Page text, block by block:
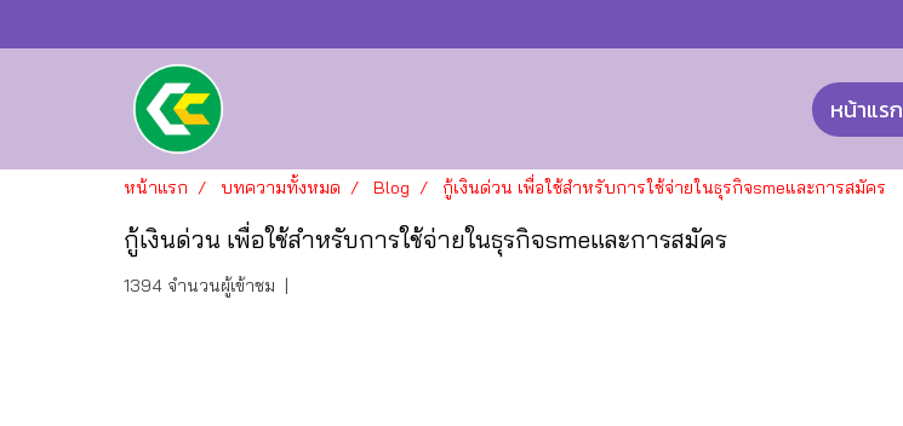
หน้าแรก
หน้าแรก บทความทั้งหมด Blog กู้เงินด่วน เพื่อใช้สำหรับการใช้จ่ายในธุรกิจsmeและการสมัคร
กู้เงินด่วน เพื่อใช้สำหรับการใช้จ่ายในธุรกิจsmeและการสมัคร
1394 จำนวนผู้เข้าชม |